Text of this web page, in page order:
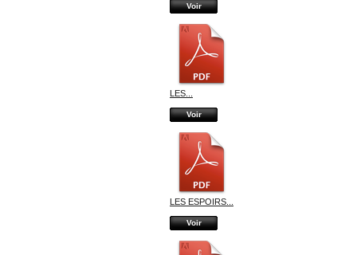
Voir
LES...
Voir
LES ESPOIRS...
Voir